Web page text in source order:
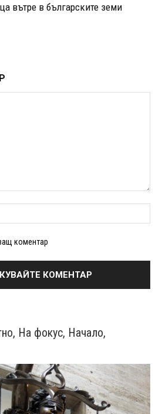
вътре в българските земи
коментар
, На фокус, Начало,